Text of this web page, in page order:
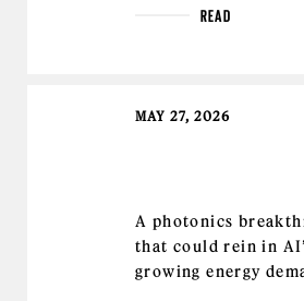
READ
MAY 27, 2026
A photonics
that could rein in
growing energy